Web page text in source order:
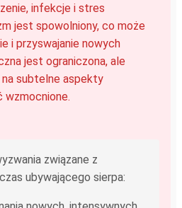
infekcje i stres
jest spowolniony, co może
i przyswajanie nowych
jest ograniczona, ale
subtelne aspekty
wzmocnione.
związane z
ubywającego sierpa: